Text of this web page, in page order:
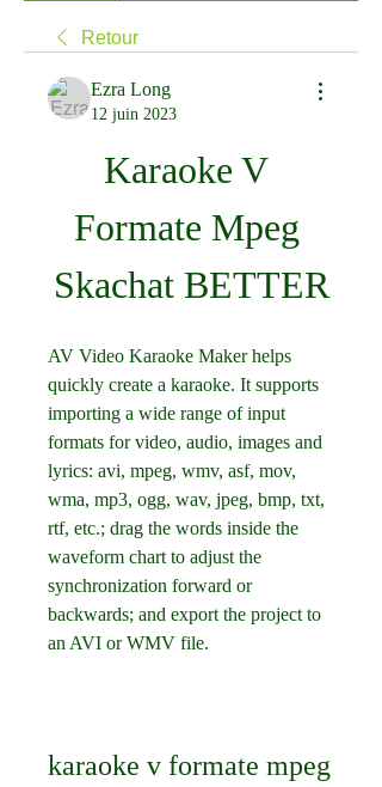
Retour
Ezra Long
12 juin 2023
Karaoke V
Formate Mpeg
Skachat BETTER
AV Video Karaoke Maker helps
quickly create a karaoke. It supports
importing a wide range of input
formats for video, audio, images and
lyrics: avi, mpeg, wmv, asf, mov,
wma, mp3, ogg, wav, jpeg, bmp, txt,
rtf, etc.; drag the words inside the
waveform chart to adjust the
synchronization forward or
backwards; and export the project to
an AVI or WMV file.
karaoke v formate mpeg